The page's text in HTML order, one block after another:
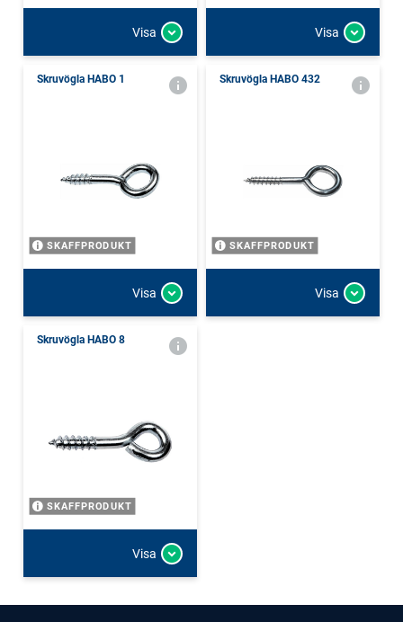
Visa Visa
Skruvögla HABO 1
SKAFFPRODUKT
Visa
Skruvögla HABO 432
SKAFFPRODUKT
Visa
Skruvögla HABO 8
SKAFFPRODUKT
Visa